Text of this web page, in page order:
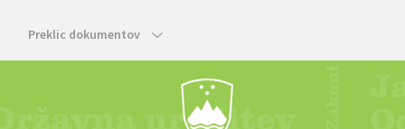
Preklic dokumentov